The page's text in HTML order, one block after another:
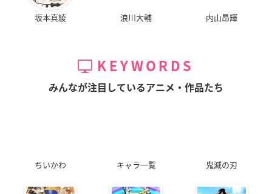
坂本真綾 浪川大輔 内山昂輝
KEYWORDS
みんなが注目しているアニメ・作品たち
ちいかわ キャラ一覧 鬼滅の刃